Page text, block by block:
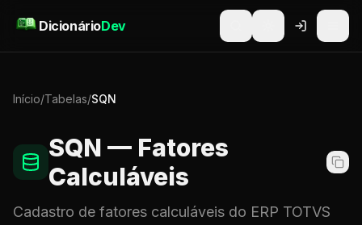
DicionárioDev
Início/Tabelas/SQN
SQN — Fatores
Calculáveis
Cadastro de fatores calculáveis do ERP TOTVS